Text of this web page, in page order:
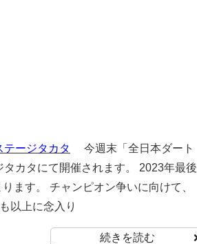
テージタカタ
今週末「全日本ダート
カタにて開催されます。 2023年最後
ます。 チャンピオン争いに向けて、
以上に念入り
続きを読む